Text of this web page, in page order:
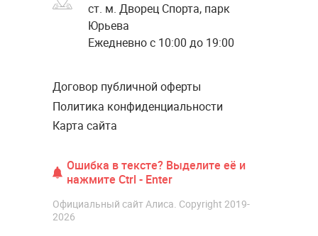
ст. м. Дворец Спорта, парк
Юрьева
Ежедневно с 10:00 до 19:00
Договор публичной оферты
Политика конфиденциальности
Карта сайта
Ошибка в тексте? Выделите её и
нажмите Ctrl - Enter
Официальный сайт Алиса. Copyright 2019-
2026